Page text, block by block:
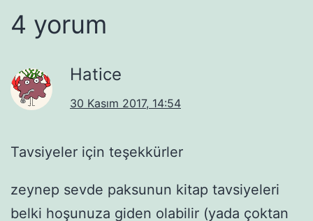
4 yorum
Hatice
30 Kasım 2017, 14:54
Tavsiyeler için teşekkürler
zeynep sevde paksunun kitap tavsiyeleri
belki hoşunuza giden olabilir (yada çoktan